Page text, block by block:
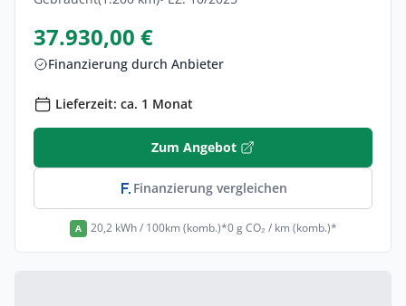
37.930,00 €
Finanzierung durch Anbieter
Lieferzeit: ca. 1 Monat
Zum Angebot
Finanzierung vergleichen
A 20,2 kWh / 100km (komb.)*0 g CO₂ / km (komb.)*